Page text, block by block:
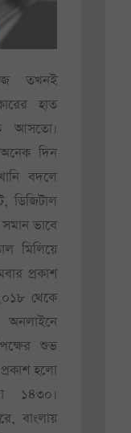
তখনই
হাত
আসতো।
দিন
বদলে
ডিজিটাল
ভাবে
মিলিয়ে
প্রকাশ
থেকে
শুভ
হলো
১৪৩০।
বাংলায়